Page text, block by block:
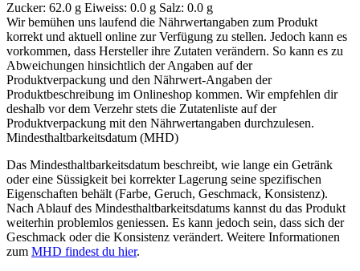
Zucker: 62.0 g Eiweiss: 0.0 g Salz: 0.0 g
Wir bemühen uns laufend die Nährwertangaben zum Produkt
korrekt und aktuell online zur Verfügung zu stellen. Jedoch kann es
vorkommen, dass Hersteller ihre Zutaten verändern. So kann es zu
Abweichungen hinsichtlich der Angaben auf der
Produktverpackung und den Nährwert-Angaben der
Produktbeschreibung im Onlineshop kommen. Wir empfehlen dir
deshalb vor dem Verzehr stets die Zutatenliste auf der
Produktverpackung mit den Nährwertangaben durchzulesen.
Mindesthaltbarkeitsdatum (MHD)
Das Mindesthaltbarkeitsdatum beschreibt, wie lange ein Getränk
oder eine Süssigkeit bei korrekter Lagerung seine spezifischen
Eigenschaften behält (Farbe, Geruch, Geschmack, Konsistenz).
Nach Ablauf des Mindesthaltbarkeitsdatums kannst du das Produkt
weiterhin problemlos geniessen. Es kann jedoch sein, dass sich der
Geschmack oder die Konsistenz verändert. Weitere Informationen
zum MHD findest du hier.